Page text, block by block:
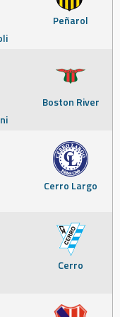
Peñarol
Boston River
Cerro Largo
Cerro